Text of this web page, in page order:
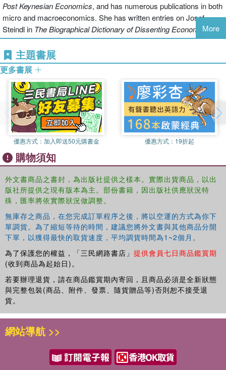
Post Keynesian Economics, and has numerous publications in both
micro and macroeconomics. She has written entries on Josef
Steindl in The Biographical Dictionary of Dissenting Economists,
and contributed toA 'Second Edition' of The General Theory
(1997).
More
主題書展
更多書展
優惠方式： 加入即送50元購書金 優惠方式： 19折起
購物須知
外文書商品之書封，為出版社提供之樣本。實際出貨商品，以出
版社所提供之現有版本為主。部份書籍，因出版社供應狀況特
殊，匯率將依實際狀況做調整。
無庫存之商品，在您完成訂單程序之後，將以空運的方式為你下
單調貨。為了縮短等待的時間，建議您將外文書與其他商品分開
下單，以獲得最快的取貨速度，平均調貨時間為1~2個月。
為了保護您的權益，「三民網路書店」 提供會員七日商品鑑賞期
(收到商品為起始日)。
若要辦理退貨，請在商品鑑賞期內寄回，且商品必須是全新狀態
與完整包裝(商品、附件、發票、隨貨贈品等)否則恕不接受退
貨。
網站導航 >>